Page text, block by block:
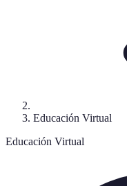
Educación Virtual
Educación Virtual